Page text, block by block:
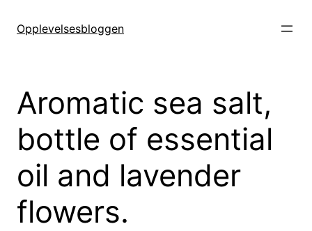
Opplevelsesbloggen
Aromatic sea salt,
bottle of essential
oil and lavender
flowers.